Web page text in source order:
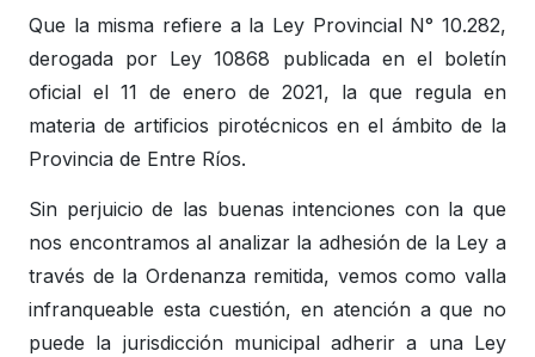
Que la misma refiere a la Ley Provincial N° 10.282,
derogada por Ley 10868 publicada en el boletín
oficial el 11 de enero de 2021, la que regula en
materia de artificios pirotécnicos en el ámbito de la
Provincia de Entre Ríos.
Sin perjuicio de las buenas intenciones con la que
nos encontramos al analizar la adhesión de la Ley a
través de la Ordenanza remitida, vemos como valla
infranqueable esta cuestión, en atención a que no
puede la jurisdicción municipal adherir a una Ley